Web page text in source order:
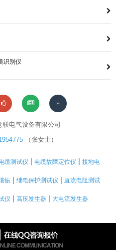
识别仪
电气设备有限公司
（张女士）
缆测试仪 | 电缆故障定位仪 | 接地电
振 | 继电保护测试仪 | 直流电阻测试
仪 | 高压发生器 | 大电流发生器